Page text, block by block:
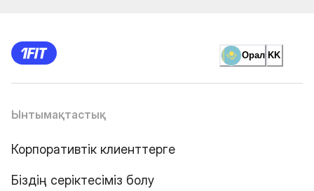
Орал KK
Ынтымақтастық
Корпоративтік клиенттерге
Біздің серіктесіміз болу